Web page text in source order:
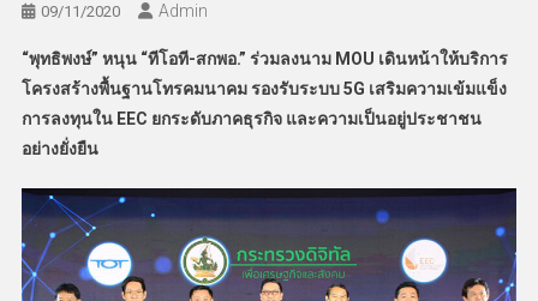
09/11/2020 Admin
“พุทธิพงษ์” หนุน “ทีโอที-สกพอ.” ร่วมลงนาม MOU เดินหน้าให้บริการ
โครงสร้างพื้นฐานโทรคมนาคม รองรับระบบ 5G เสริมความเข้มแข็ง
การลงทุนใน EEC ยกระดับภาคธุรกิจ และความเป็นอยู่ประชาชน
อย่างยั่งยืน